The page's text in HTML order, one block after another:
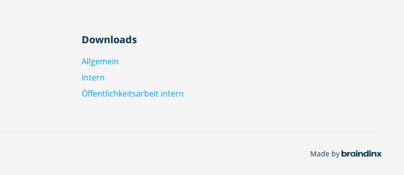
Downloads
Allgemein
Intern
Öffentlichkeitsarbeit intern
Made by